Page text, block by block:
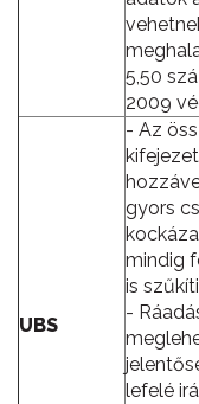
5,50
2009
UBS
- Az
gyors
mindig
is
-
lefelé